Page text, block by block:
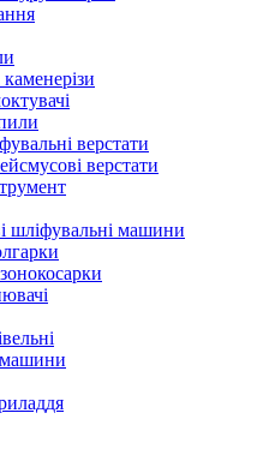
верстати
верстати
шліфувальні машини
машини